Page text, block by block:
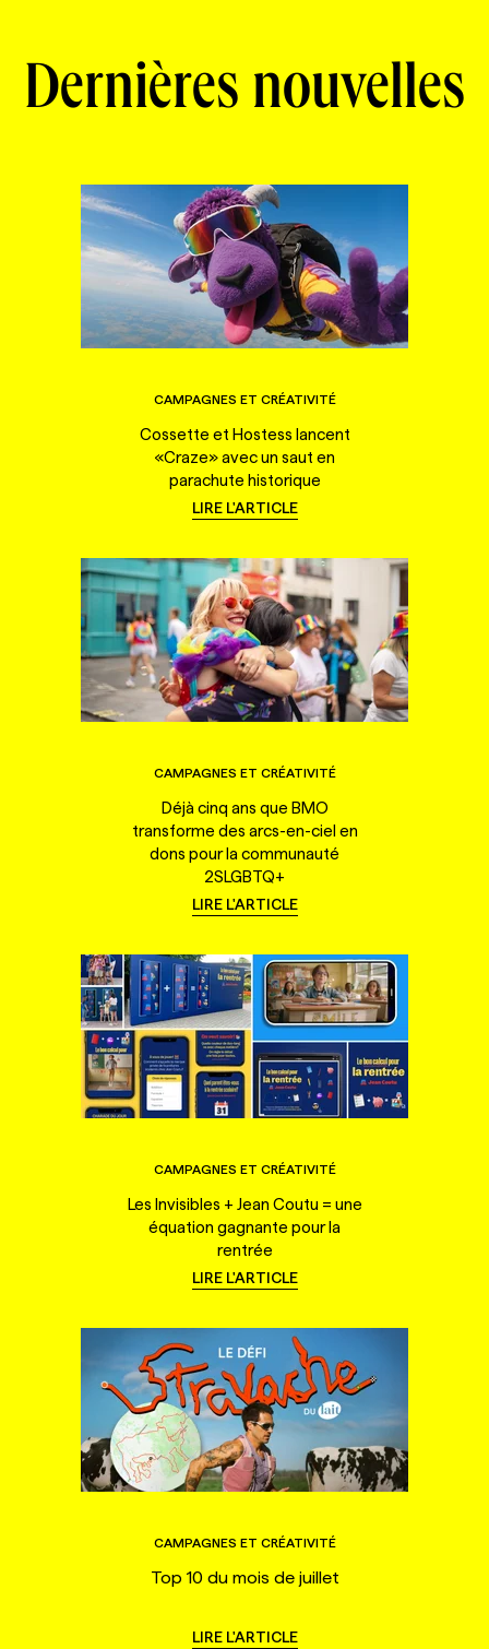
Dernières nouvelles
CAMPAGNES ET CRÉATIVITÉ
Cossette et Hostess lancent
«Craze» avec un saut en
parachute historique
LIRE L'ARTICLE
CAMPAGNES ET CRÉATIVITÉ
Déjà cinq ans que BMO
transforme des arcs-en-ciel en
dons pour la communauté
2SLGBTQ+
LIRE L'ARTICLE
CAMPAGNES ET CRÉATIVITÉ
Les Invisibles + Jean Coutu = une
équation gagnante pour la
rentrée
LIRE L'ARTICLE
CAMPAGNES ET CRÉATIVITÉ
Top 10 du mois de juillet
LIRE L'ARTICLE